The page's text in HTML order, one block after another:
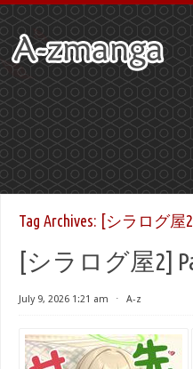
Tag Archives: [シラログ屋
[シラログ屋2]
July 9, 2026 1:21 am ⋅ A-z